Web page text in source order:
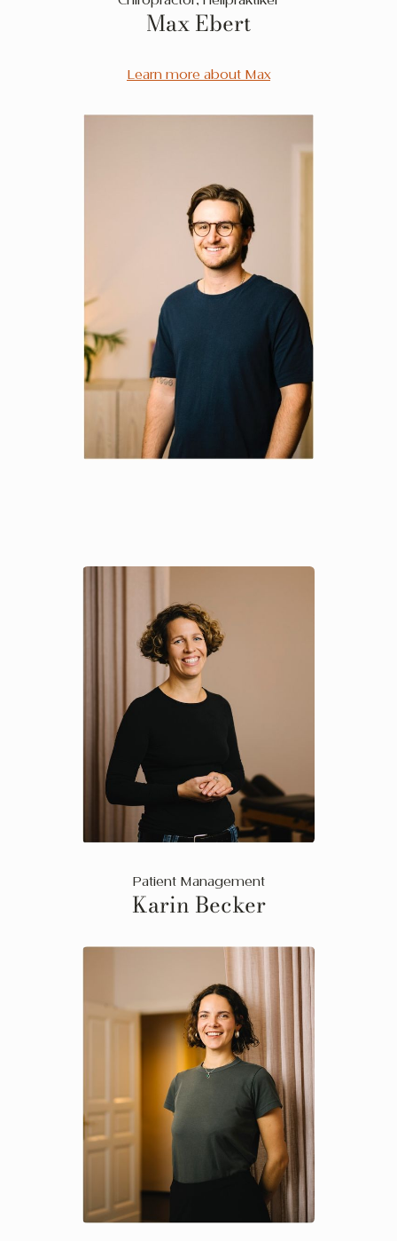
Max Ebert
Learn more about Max
Patient Management
Karin Becker